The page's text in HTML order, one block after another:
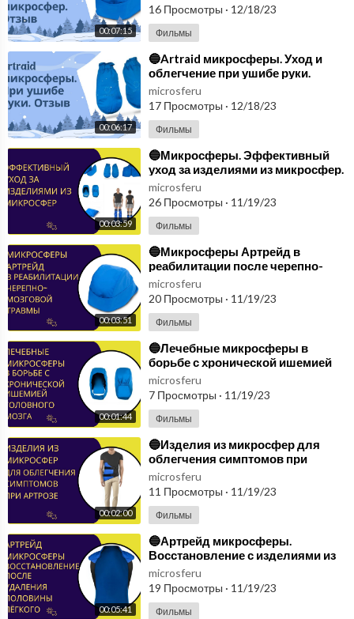
https://www.tumblr.com/blog/tehprodzdrav
https://www.plurk.com/tehprodzdrav
https://befilo.com//profile/tehprodzdrav
https://tehprodzdrav.diary.ru/
https://ok.ru/profile/586094062213
https://yandex.ru/q/profile/zw....h2fpyy07veeh62dpf7cq
https://www.pinterest.ru/tehprodzdrav/_created/
https://mastodon.social/web/@tehprodzdrav
https://medium.com/@tehprodzdrav2022
https://www.hashtap.com/@tehprodzdrav
https://tehprodzdrav.blogspot.com/
00:07:15
отзыв🔵
16 Просмотры · 12/18/23
Фильмы
00:06:17
⁣🔵Artraid микросферы. Уход и
облегчение при ушибе руки.
Отзыв покупателя🔵
microsferu
17 Просмотры · 12/18/23
Фильмы
00:03:59
⁣🔵Микросферы. Эффективный
уход за изделиями из микросфер.
Практические советы и
рекомендации🔵
microsferu
26 Просмотры · 11/19/23
Фильмы
00:03:51
⁣🔵Микросферы Артрейд в
реабилитации после черепно-
мозговой травмы.
Восстановление🔵
microsferu
20 Просмотры · 11/19/23
Фильмы
00:01:44
⁣🔵Лечебные микросферы в
борьбе с хронической ишемией
головного мозга для улучшения
кровоснабжения🔵
microsferu
7 Просмотры · 11/19/23
Фильмы
00:02:00
⁣🔵Изделия из микросфер для
облегчения симптомов при
артрозе тазобедренных суставов.
Микросферы🔵
microsferu
11 Просмотры · 11/19/23
Фильмы
00:05:41
⁣🔵Артрейд микросферы.
Восстановление с изделиями из
микросфер. После удаления
половины лёгкого🔵
microsferu
19 Просмотры · 11/19/23
Фильмы